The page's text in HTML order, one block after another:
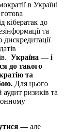
в Україні
кібератак до
та
дискредитації
Україна — і
до такого
та
Для цього
аудит ризиків та
—але